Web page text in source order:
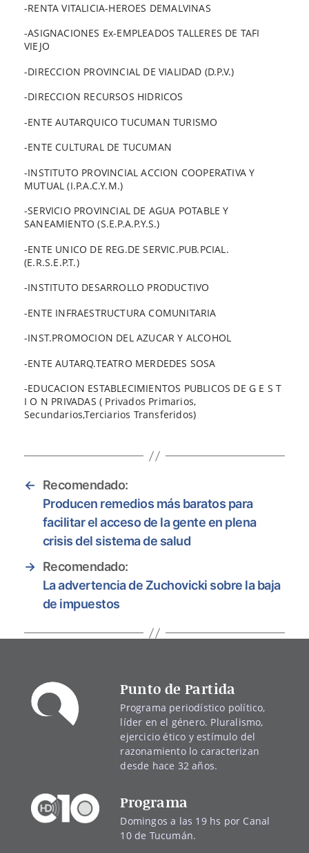
-RENTA VITALICIA-HEROES DEMALVINAS
-ASIGNACIONES Ex-EMPLEADOS TALLERES DE TAFI
VIEJO
-DIRECCION PROVINCIAL DE VIALIDAD (D.P.V.)
-DIRECCION RECURSOS HIDRICOS
-ENTE AUTARQUICO TUCUMAN TURISMO
-ENTE CULTURAL DE TUCUMAN
-INSTITUTO PROVINCIAL ACCION COOPERATIVA Y
MUTUAL (I.P.A.C.Y.M.)
-SERVICIO PROVINCIAL DE AGUA POTABLE Y
SANEAMIENTO (S.E.P.A.P.Y.S.)
-ENTE UNICO DE REG.DE SERVIC.PUB.PCIAL.
(E.R.S.E.P.T.)
-INSTITUTO DESARROLLO PRODUCTIVO
-ENTE INFRAESTRUCTURA COMUNITARIA
-INST.PROMOCION DEL AZUCAR Y ALCOHOL
-ENTE AUTARQ.TEATRO MERDEDES SOSA
-EDUCACION ESTABLECIMIENTOS PUBLICOS DE G E S T
I O N PRIVADAS ( Privados Primarios,
Secundarios,Terciarios Transferidos)
←
Recomendado:
Producen remedios más baratos para
facilitar el acceso de la gente en plena
crisis del sistema de salud
→ Recomendado:
La advertencia de Zuchovicki sobre la baja
de impuestos
Punto de Partida
Programa periodístico político,
líder en el género. Pluralismo,
ejercicio ético y estímulo del
razonamiento lo caracterizan
desde hace 32 años.
Programa
Domingos a las 19 hs por Canal
10 de Tucumán.